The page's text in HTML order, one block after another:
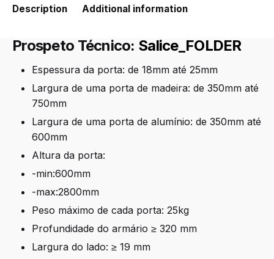
quantity
Description Additional information
Prospeto Técnico: Salice_FOLDER
Espessura da porta: de 18mm até 25mm
Largura de uma porta de madeira: de 350mm até
750mm
Largura de uma porta de alumínio: de 350mm até
600mm
Altura da porta:
-min:600mm
-max:2800mm
Peso máximo de cada porta: 25kg
Profundidade do armário ≥ 320 mm
Largura do lado: ≥ 19 mm